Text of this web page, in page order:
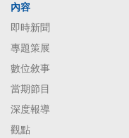
內容
即時新聞
專題策展
數位敘事
當期節目
深度報導
觀點